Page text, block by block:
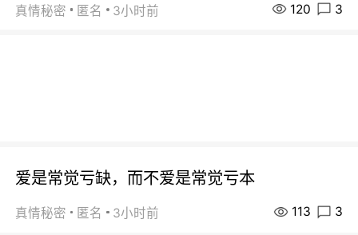
真情秘密 匿名 3小时前 120 3
爱是常觉亏缺，而不爱是常觉亏本
真情秘密 匿名 3小时前 113 3